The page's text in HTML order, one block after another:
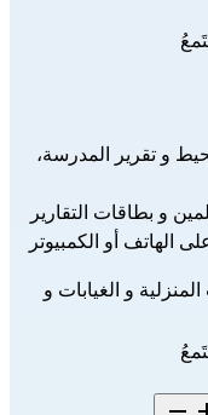
و بطاقات التقارير
الهاتف أو الكمبيوتر